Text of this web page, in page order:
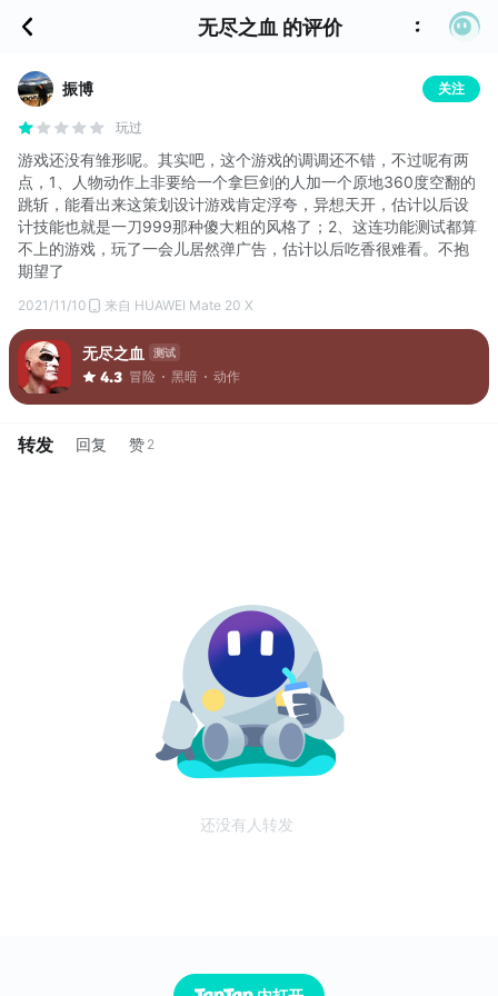
无尽之血 的评价
振博 关注
玩过
游戏还没有雏形呢。其实吧，这个游戏的调调还不错，不过呢有两
点，1、人物动作上非要给一个拿巨剑的人加一个原地360度空翻的
跳斩，能看出来这策划设计游戏肯定浮夸，异想天开，估计以后设
计技能也就是一刀999那种傻大粗的风格了；2、这连功能测试都算
不上的游戏，玩了一会儿居然弹广告，估计以后吃香很难看。不抱
期望了
2021/11/10 来自 HUAWEI Mate 20 X
无尽之血 测试
4.3 冒险 黑暗 动作
转发 回复 赞 2
还没有人转发